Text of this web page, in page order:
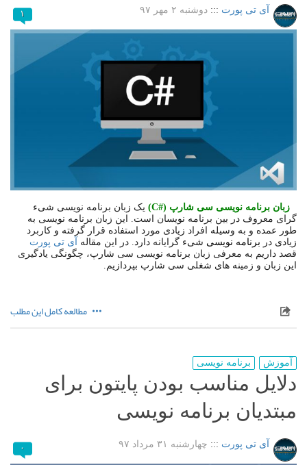
آی تی پورت ::: دوشنبه ۲ مهر ۹۷ ۱
زبان برنامه نویسی سی شارپ (C#
) یک زبان برنامه نویسی شیء
گرای معروف در بین برنامه نویسان است. این زبان برنامه نویسی به
طور عمده و به وسیله افراد زیادی مورد استفاده قرار گرفته و کاربرد
زیادی در برنامه نویسی شیء گرایانه دارد. در این مقاله
آی تی پورت
قصد داریم به معرفی زبان برنامه نویسی سی شارپ، چگونگی یادگیری
این زبان و زمینه های شغلی سی شارپ بپردازیم.
مطالعه کامل این مطلب
آموزش برنامه نویسی
دلایل مناسب بودن پایتون برای
مبتدیان برنامه نویسی
آی تی پورت ::: چهارشنبه ۳۱ مرداد ۹۷ ۰